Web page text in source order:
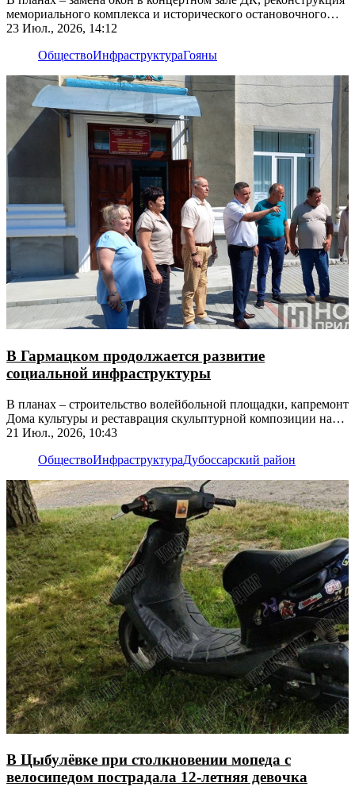
мемориального комплекса и исторического остановочного
павильона
23 Июл., 2026, 14:12
ОбществоИнфраструктураГояны
В Гармацком продолжается развитие
социальной инфраструктуры
В планах – строительство волейбольной площадки, капремонт
Дома культуры и реставрация скульптурной композиции на
братской могиле
21 Июл., 2026, 10:43
ОбществоИнфраструктураДубоссарский район
В Цыбулёвке при столкновении мопеда с
велосипедом пострадала 12-летняя девочка